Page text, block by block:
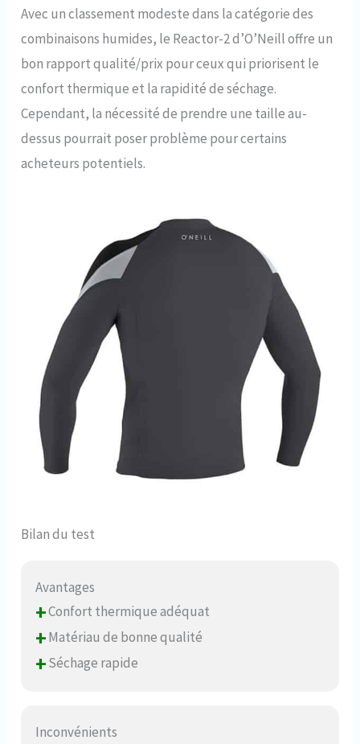
Avec un classement modeste dans la catégorie des
combinaisons humides, le Reactor-2 d’O’Neill offre un
bon rapport qualité/prix pour ceux qui priorisent le
confort thermique et la rapidité de séchage.
Cependant, la nécessité de prendre une taille au-
dessus pourrait poser problème pour certains
acheteurs potentiels.
Bilan du test
Avantages
+Confort thermique adéquat
+Matériau de bonne qualité
+Séchage rapide
Inconvénients